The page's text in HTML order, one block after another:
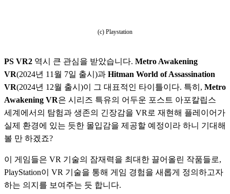
(c) Playstation
PS VR2 역시 큰 관심을 받았습니다. Metro Awakening
VR(2024년 11월 7일 출시)과 Hitman World of Assassination
VR(2024년 12월 출시)이 그 대표적인 타이틀이다. 특히, Metro
Awakening VR은 시리즈 특유의 어두운 포스트 아포칼립스
세계에서의 탐험과 생존의 긴장감을 VR로 재현해 플레이어가
실제 환경에 있는 듯한 몰입감을 제공할 예정이라 하니 기대해
볼 만 하겠죠?
이 게임들은 VR 기술의 잠재력을 최대한 끌어올린 작품들로,
PlayStation이 VR 기술을 통해 게임 경험을 새롭게 정의하고자
하는 의지를 보여주는 듯 합니다.